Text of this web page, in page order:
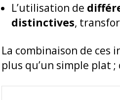
L’utilisation de
distinctives,
La combinaison de
plus qu’un simple plat